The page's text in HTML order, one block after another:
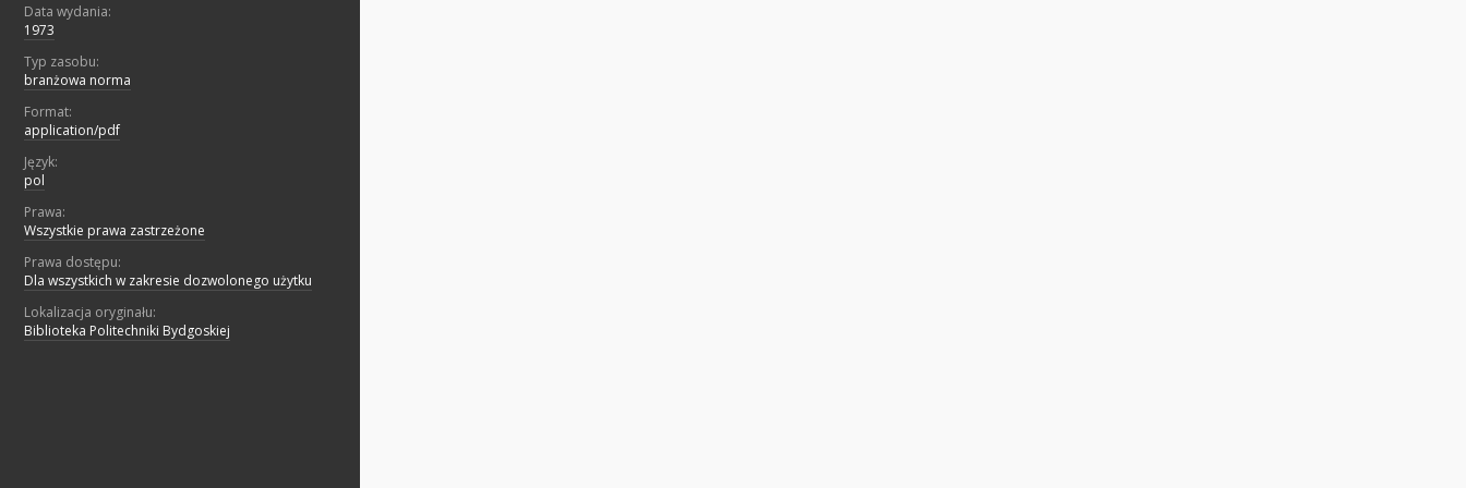
Data wydania:
1973
Typ zasobu:
branżowa norma
Format:
application/pdf
Język:
pol
Prawa:
Wszystkie prawa zastrzeżone
Prawa dostępu:
Dla wszystkich w zakresie dozwolonego użytku
Lokalizacja oryginału:
Biblioteka Politechniki Bydgoskiej